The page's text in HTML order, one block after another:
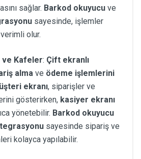
sağlar. Barkod okuyucu ve
sayesinde, işlemler
olur.
ve Kafeler: Çift ekranlı
alma ve ödeme işlemlerini
ekranı, siparişler ve
gösterirken, kasiyer ekranı
yönetebilir. Barkod okuyucu
sayesinde sipariş ve
kolayca yapılabilir.